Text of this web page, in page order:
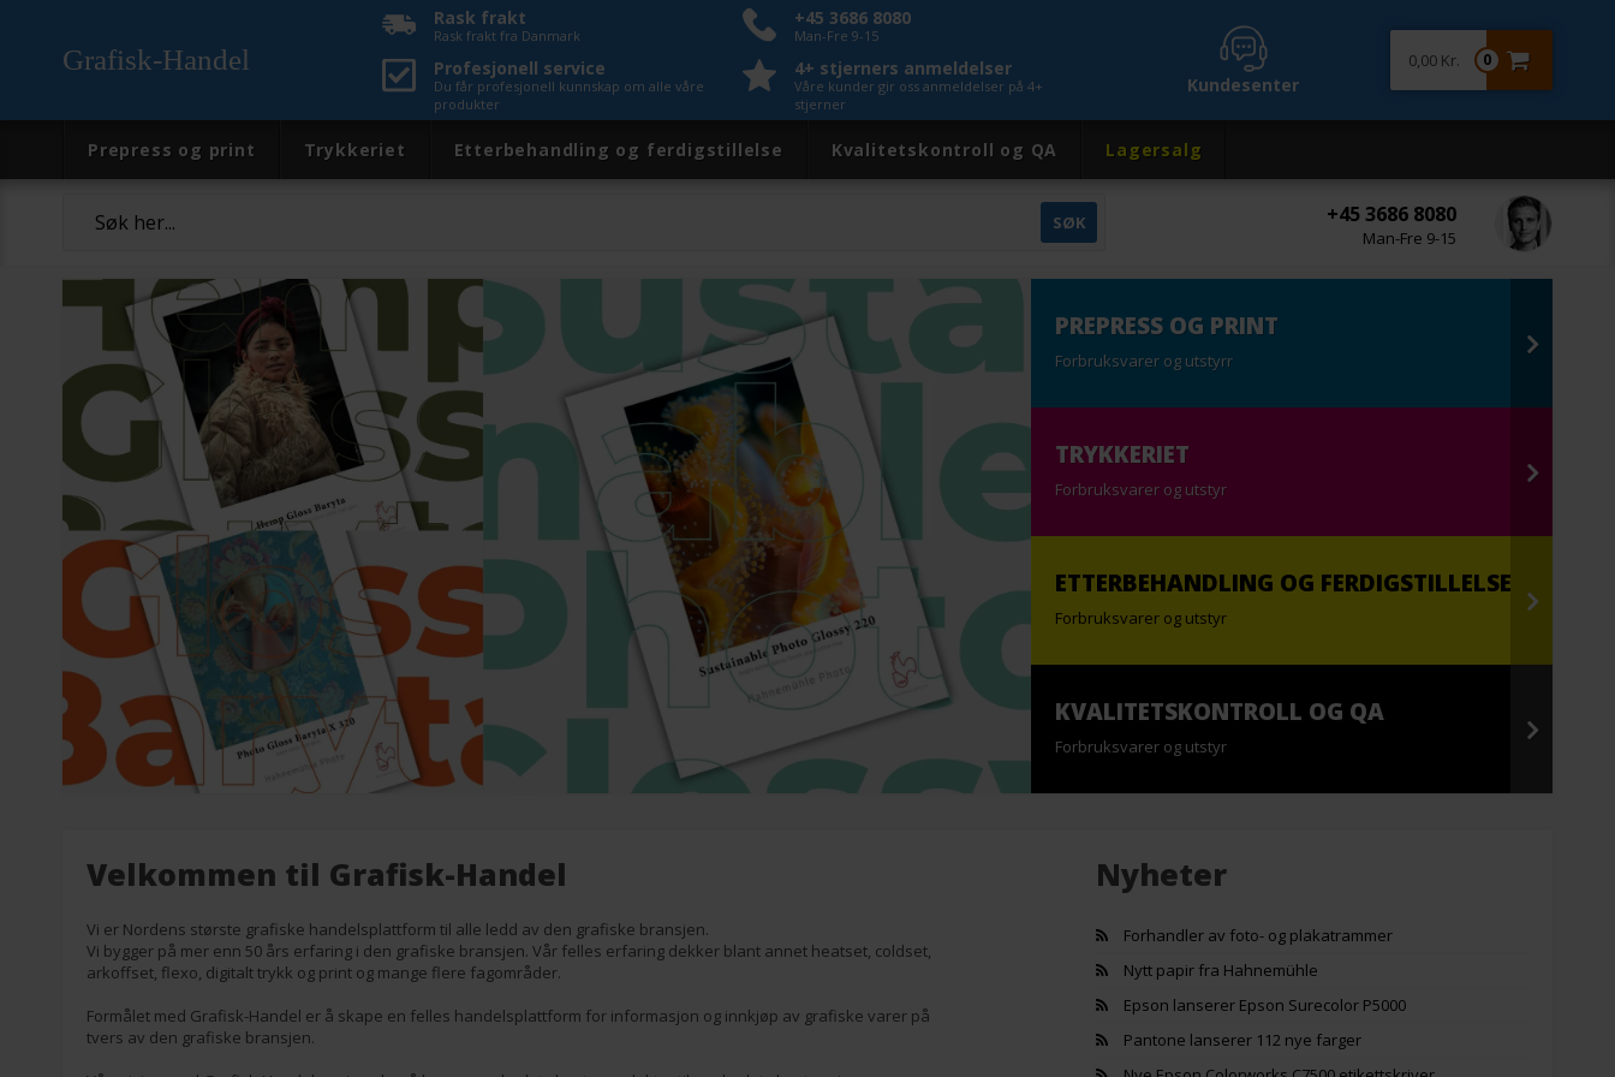
Grafisk-Handel
Rask frakt
Rask frakt fra Danmark
+45 3686 8080
Man-Fre 9-15
Profesjonell service
Du får profesjonell kunnskap om alle våre
produkter
4+ stjerners anmeldelser
Våre kunder gir oss anmeldelser på 4+
stjerner
+45 3686 8080
Man-Fre 9-15
Kundesenter
0
0,00 Kr.
Prepress og print Trykkeriet Etterbehandling og ferdigstillelse Kvalitetskontroll og QA Lagersalg
PREPRESS OG PRINT
Forbruksvarer og utstyrr
TRYKKERIET
Forbruksvarer og utstyr
ETTERBEHANDLING OG FERDIGSTILLELSE
Forbruksvarer og utstyr
KVALITETSKONTROLL OG QA
Forbruksvarer og utstyr
Velkommen til Grafisk-Handel
Vi er Nordens største grafiske handelsplattform til alle ledd av den grafiske bransjen.
Vi bygger på mer enn 50 års erfaring i den grafiske bransjen. Vår felles erfaring dekker blant annet heatset, coldset,
arkoffset, flexo, digitalt trykk og print og mange flere fagområder.
Formålet med Grafisk-Handel er å skape en felles handelsplattform for informasjon og innkjøp av grafiske varer på
tvers av den grafiske bransjen.
Nyheter
Forhandler av foto- og plakatrammer
Nytt papir fra Hahnemühle
Epson lanserer Epson Surecolor P5000
Pantone lanserer 112 nye farger